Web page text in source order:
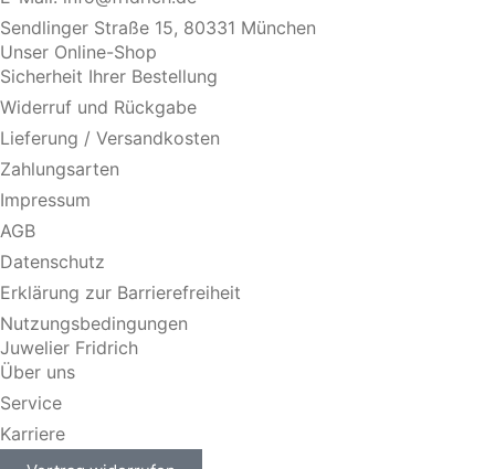
Sendlinger Straße 15, 80331 München
Unser Online-Shop
Sicherheit Ihrer Bestellung
Widerruf und Rückgabe
Lieferung / Versandkosten
Zahlungsarten
Impressum
AGB
Datenschutz
Erklärung zur Barrierefreiheit
Nutzungsbedingungen
Juwelier Fridrich
Über uns
Service
Karriere